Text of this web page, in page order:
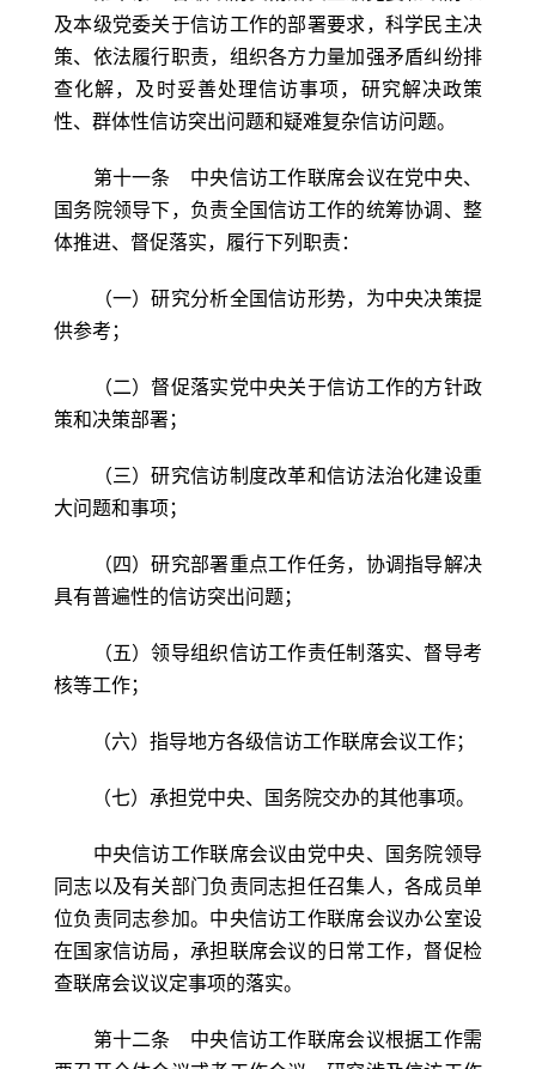
及本级党委关于信访工作的部署要求，科学民主决
策、依法履行职责，组织各方力量加强矛盾纠纷排
查化解，及时妥善处理信访事项，研究解决政策
性、群体性信访突出问题和疑难复杂信访问题。
第十一条 中央信访工作联席会议在党中央、
国务院领导下，负责全国信访工作的统筹协调、整
体推进、督促落实，履行下列职责：
（一）研究分析全国信访形势，为中央决策提
供参考；
（二）督促落实党中央关于信访工作的方针政
策和决策部署；
（三）研究信访制度改革和信访法治化建设重
大问题和事项；
（四）研究部署重点工作任务，协调指导解决
具有普遍性的信访突出问题；
（五）领导组织信访工作责任制落实、督导考
核等工作；
（六）指导地方各级信访工作联席会议工作；
（七）承担党中央、国务院交办的其他事项。
中央信访工作联席会议由党中央、国务院领导
同志以及有关部门负责同志担任召集人，各成员单
位负责同志参加。中央信访工作联席会议办公室设
在国家信访局，承担联席会议的日常工作，督促检
查联席会议议定事项的落实。
第十二条 中央信访工作联席会议根据工作需